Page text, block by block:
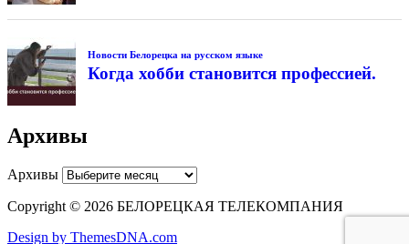
Новости Белорецка на русском языке
Когда хобби становится профессией.
Архивы
Архивы
Copyright © 2026 БЕЛОРЕЦКАЯ ТЕЛЕКОМПАНИЯ
Design by ThemesDNA.com